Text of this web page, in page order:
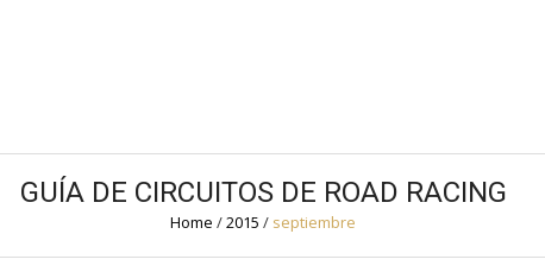
GUÍA DE CIRCUITOS DE ROAD RACING
Home /2015 / septiembre